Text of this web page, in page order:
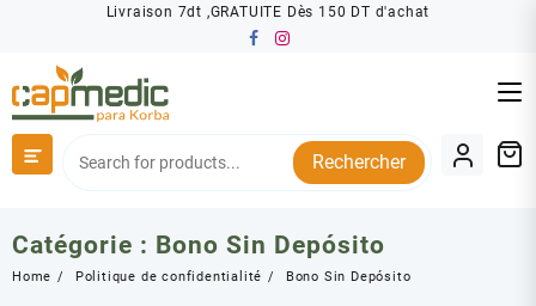
Livraison 7dt ,GRATUITE Dès 150 DT d'achat
Rechercher
Catégorie : Bono Sin Depósito
Home Politique de confidentialité Bono Sin Depósito